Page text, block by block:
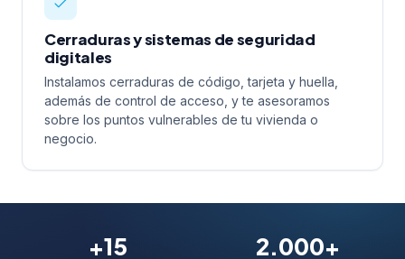
Cerraduras y sistemas de seguridad
digitales
Instalamos cerraduras de código, tarjeta y huella,
además de control de acceso, y te asesoramos
sobre los puntos vulnerables de tu vivienda o
negocio.
+15 2.000+